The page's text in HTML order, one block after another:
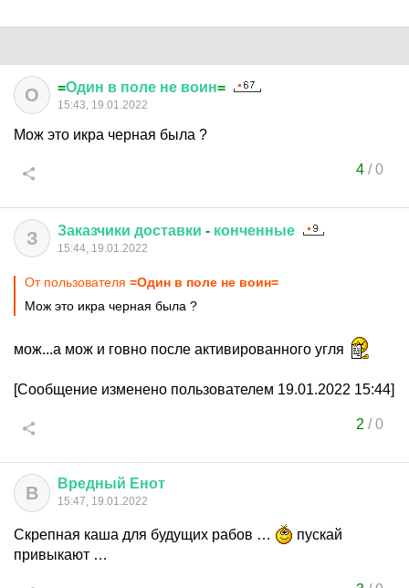
О =Один в поле не воин=
15:43, 19.01.2022
Мож это икра черная была ?
4/0
З Заказчики доставки - конченные
15:44, 19.01.2022
От пользователя =Один в поле не воин=
Мож это икра черная была ?
мож...а мож и говно после активированного угля
[Сообщение изменено пользователем 19.01.2022 15:44]
2 /0
В Вредный Енот
15:47, 19.01.2022
Скрепная каша для будущих рабов …
пускай
привыкают …